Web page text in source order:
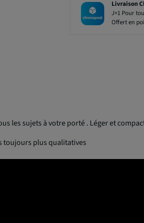
Livraison
J+1 Pour
Offert en
les sujets à votre porté . Léger et
toujours plus qualitatives